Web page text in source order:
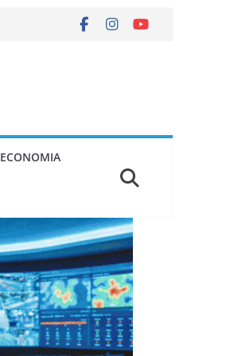
ECONOMIA